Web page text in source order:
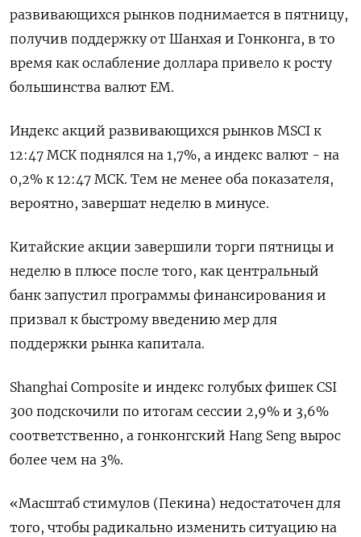
развивающихся рынков поднимается в пятницу,
получив поддержку от Шанхая и Гонконга, в то
время как ослабление доллара привело к росту
большинства валют ЕМ.
Индекс акций развивающихся рынков MSCI к
12:47 МСК поднялся на 1,7%, а индекс валют - на
0,2% к 12:47 МСК. Тем не менее оба показателя,
вероятно, завершат неделю в минусе.
Китайские акции завершили торги пятницы и
неделю в плюсе после того, как центральный
банк запустил программы финансирования и
призвал к быстрому введению мер для
поддержки рынка капитала.
Shanghai Composite и индекс голубых фишек CSI
300 подскочили по итогам сессии 2,9% и 3,6%
соответственно, а гонконгский Hang Seng вырос
более чем на 3%.
«Масштаб стимулов (Пекина) недостаточен для
того, чтобы радикально изменить ситуацию на